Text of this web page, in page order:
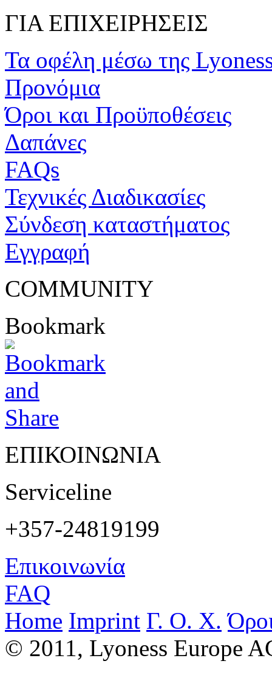
ΓΙΑ ΕΠΙΧΕΙΡΗΣΕΙΣ
Τα οφέλη μέσω της
Προνόμια
Όροι και Προϋποθέσεις
Δαπάνες
FAQs
Τεχνικές Διαδικασίες
Σύνδεση καταστήματος
Εγγραφή
COMMUNITY
Bookmark
ΕΠΙΚΟΙΝΩΝΙΑ
Serviceline
+357-24819199
Επικοινωνία
FAQ
Home Imprint Γ. Ο. Χ.
© 2011, Lyoness Europe